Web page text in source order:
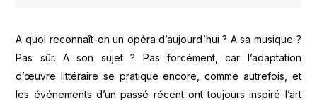
A quoi reconnaît-on un opéra d’aujourd’hui ? A sa musique ?
Pas sûr. A son sujet ? Pas forcément, car l’adaptation
d’œuvre littéraire se pratique encore, comme autrefois, et
les événements d’un passé récent ont toujours inspiré l’art